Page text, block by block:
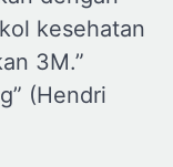
kesehatan
3M.”
(Hendri